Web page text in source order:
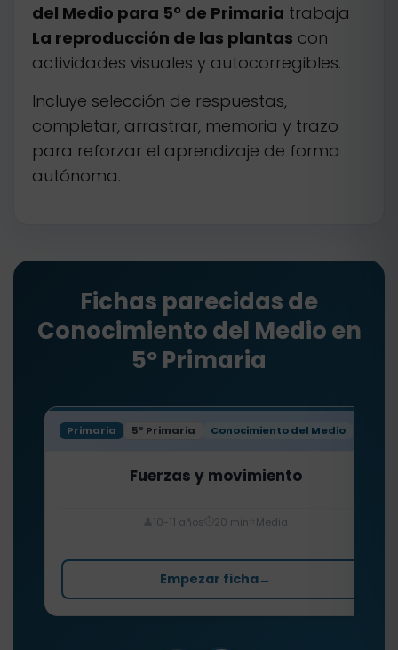
del Medio para 5º de Primaria trabaja
La reproducción de las plantas con
actividades visuales y autocorregibles.
Incluye selección de respuestas,
completar, arrastrar, memoria y trazo
para reforzar el aprendizaje de forma
autónoma.
Fichas parecidas de
Conocimiento del Medio en
5º Primaria
Primaria 5º Primaria Conocimiento del Medio
Fuerzas y movimiento
10-11 años 20 min Media
Empezar ficha→